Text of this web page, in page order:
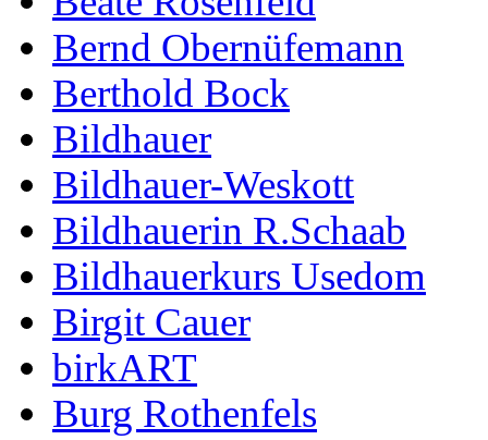
Bernd Obernüfemann
Berthold Bock
Bildhauer
Bildhauer-Weskott
Bildhauerin R.Schaab
Bildhauerkurs Usedom
Birgit Cauer
birkART
Burg Rothenfels